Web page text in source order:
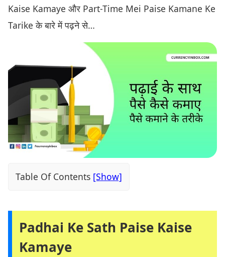
Kaise Kamaye और Part-Time Mei Paise Kamane Ke
Tarike के बारे में पढ़ने से…
Table Of Contents
Padhai Ke Sath Paise Kaise
Kamaye